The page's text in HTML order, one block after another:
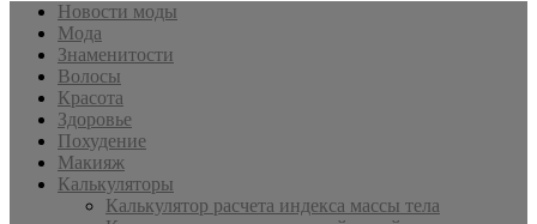
Новости моды
Мода
Знаменитости
Волосы
Красота
Здоровье
Похудение
Макияж
Калькуляторы
Калькулятор расчета индекса массы тела